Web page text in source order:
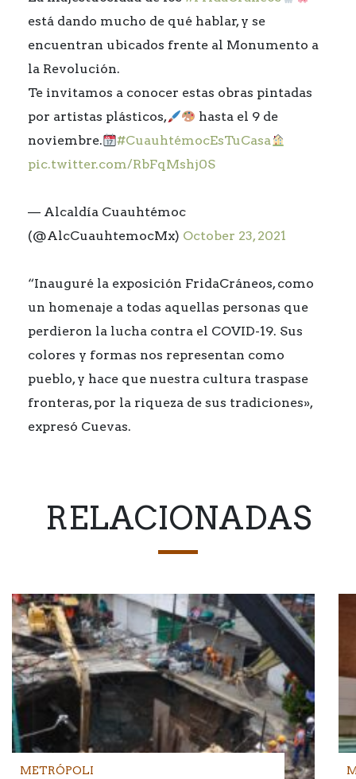
está dando mucho de qué hablar, y se
encuentran ubicados frente al Monumento a
la Revolución.
Te invitamos a conocer estas obras pintadas
por artistas plásticos,
hasta el 9 de
noviembre.
#CuauhtémocEsTuCasa
pic.twitter.com/RbFqMshj0S
— Alcaldía Cuauhtémoc
(@AlcCuauhtemocMx) October 23, 2021
“Inauguré la exposición FridaCráneos, como
un homenaje a todas aquellas personas que
perdieron la lucha contra el COVID-19. Sus
colores y formas nos representan como
pueblo, y hace que nuestra cultura traspase
fronteras, por la riqueza de sus tradiciones»,
expresó Cuevas.
RELACIONADAS
METRÓPOLI